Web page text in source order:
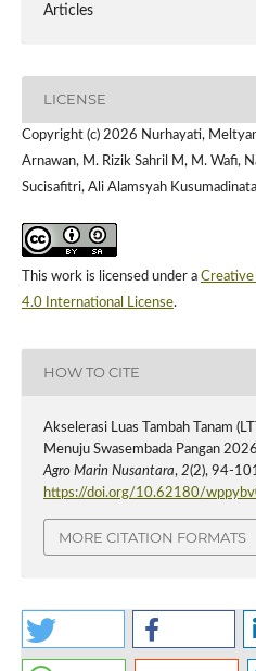
Articles
LICENSE
Copyright (c) 2026 Nurhayati,
Arnawan, M. Rizik Sahril M, M. Wafi,
Sucisafitri, Ali Alamsyah Kusumadinata
This work is licensed under a
4.0 International License.
HOW TO CITE
Akselerasi Luas Tambah Tanam
Menuju Swasembada Pangan
Agro Marin Nusantara, 2(2), 94-
https://doi.org/10.62180/
MORE CITATION FORMATS